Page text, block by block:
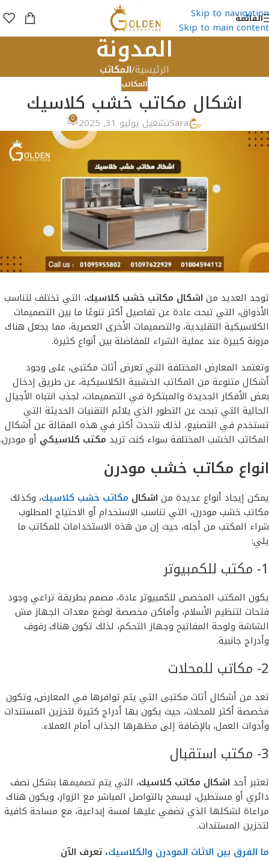
Skip to navigation
Skip to main content
القائمة
المدونة
الرئيسية/المكاتب
المكاتب
اشكال مكاتب خشب كلاسيك
Saraتشغيل يوليو 31, 2025 0
توجد العديد من اشكال مكاتب خشب كلاسيك، التي تختلف لتناسب
الأذواق، التي تبحث عادة عن تفاصيل أكثر تنوعًا ما بين التصميمات
الكلاسيكية التقليدية، والتصميمات الأخرى العصرية، مما يجعل هناك
مرونة كبيرة عند عملية الشراء للمفاضلة بين أنواع كثيرة.
وتعتمد المعارض المختلفة التي تعرض أثاث مكتبى، على وجود
أشكال متنوعة من المكاتب الخشبية الكلاسيكية، عن طريق إدخال
بعض الأفكار الجديدة والمبتكرة في التصميمات، لجذب انتباه الأجيال
الحالية التي تبحث عن التطور الذي يلائم التقنيات الحديثة التي
تستخدم في التصنيع، لذلك نتحدث أكثر في هذه المقالة عن أشكال
المكاتب الخشب المختلفة سواء كنت تريد مكتب كلاسيكي أو مودرن.
انواع مكاتب خشب مودرن
يمكن إيجاد أنواع عديدة من اشكال مكاتب خشب كلاسيك، وكذلك
مكاتب خشب مودرن، التي تناسب الاستخدام أو الاحتياج المطلوب
شراء المكتب من أجله، حيث إن من هذه الاستخدامات للمكاتب ما
يلي:
1- مكتب للكمبيوتر
يكون المكتب المخصص للكمبيوتر عادة، مصمم بطريقة تراعي وجود
فتحات لتنظيم الأسلام، وأماكن مخصصة لوضع معدات الجهاز مش
الشاشة ولوحة المفاتيح وجهاز التحكم، لذلك تكون هناك رفوف
وأدراج جانبية.
2- مكاتب للمحلات
تعد من أشكال أثاث مكتبى التي يتم توافرها في المعارض، وتكون
مخصصة أكثر للمحلات، حيث يكون بها أدراج كثيرة لتخزين المستندات
وأدوات العمل، بالإضافة إلى مظهرها الجذاب أمام العملاء.
3- مكتب استقبال
تعتبر أحد اشكال مكاتب كلاسيك، التي يتم تصميمها بشكل نصف
دائري أو مستطيل، ليسمح بالتواصل المباشر مع الزوار، ويكون هناك
مراعاة لشكلها الذي تضفي عليها لمسة إبداعية، مع مساحة كافية
لتخزين المستندات.
ما الفرق بين الاثاث المودرن والكلاسيك، تعرف الآن